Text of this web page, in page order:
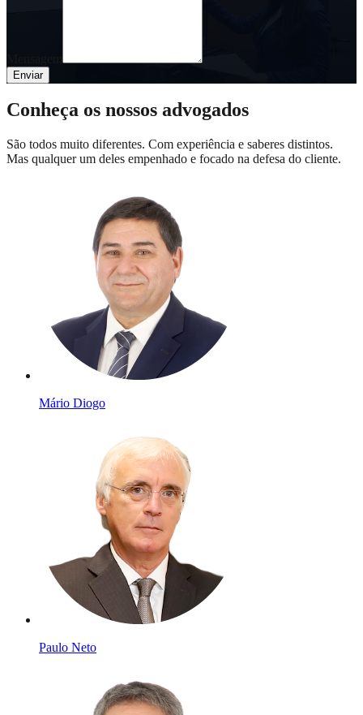
Enviar
Conheça os nossos advogados
São todos muito diferentes. Com experiência e saberes distintos.
Mas qualquer um deles empenhado e focado na defesa do cliente.
Mário Diogo
Paulo Neto